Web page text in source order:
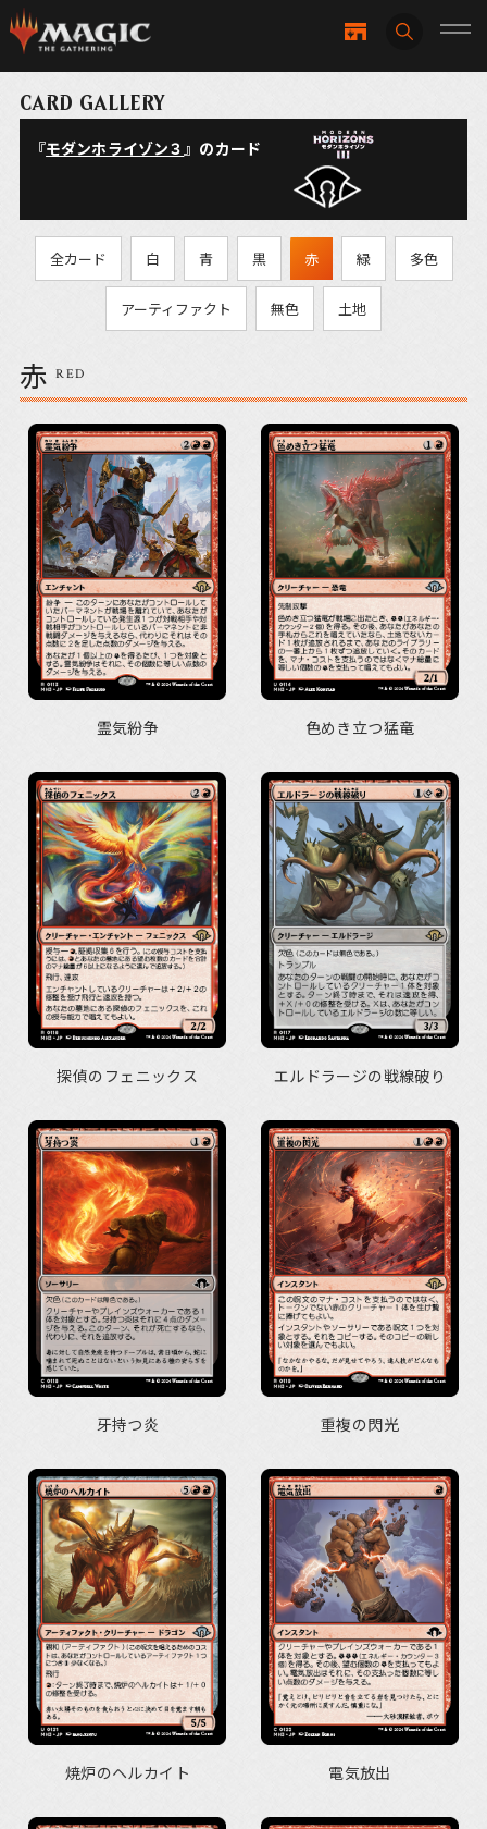
CARD GALLERY
『モダンホライゾン３』のカード
全カード 白 青 黒 赤 緑 多色
アーティファクト 無色 土地
赤 RED
霊気紛争 色めき立つ猛竜
探偵のフェニックス エルドラージの戦線破り
牙持つ炎 重複の閃光
焼炉のヘルカイト 電気放出